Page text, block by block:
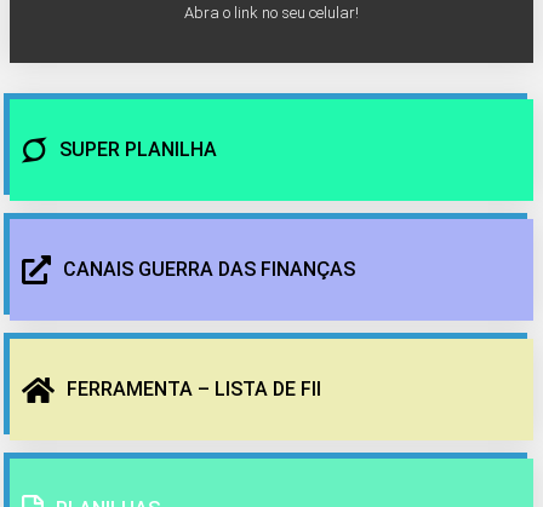
Abra o link no seu celular!
SUPER PLANILHA
CANAIS GUERRA DAS FINANÇAS
FERRAMENTA – LISTA DE FII